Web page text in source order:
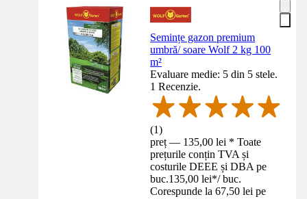
Semințe gazon premium
umbră/ soare Wolf 2 kg 100
m²
Evaluare medie: 5 din 5 stele.
1 Recenzie.
(1)
preț — 135,00 lei * Toate
prețurile conțin TVA și
costurile DEEE și DBA pe
buc.135,00 lei*/ buc.
Corespunde la 67,50 lei pe